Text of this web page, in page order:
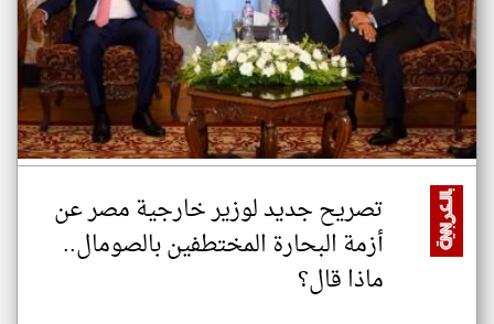
تصريح جديد لوزير خارجية مصر عن
أزمة البحارة المختطفين بالصومال..
ماذا قال؟